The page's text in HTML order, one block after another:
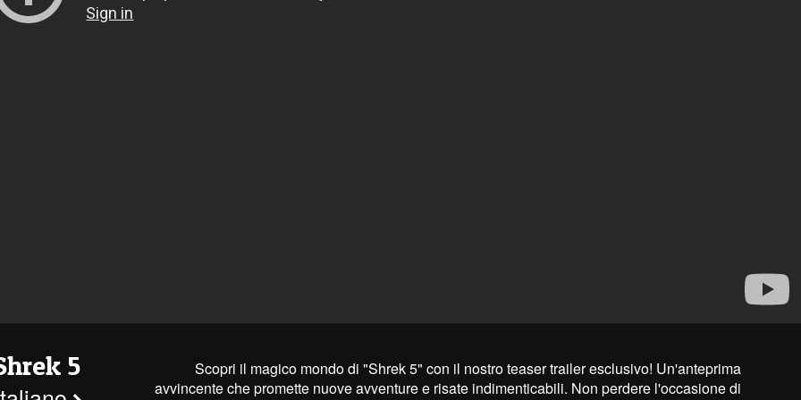
5
Scopri il magico mondo di "Shrek 5" con il nostro teaser trailer esclusivo! Un'anteprima
avvincente che promette nuove avventure e risate indimenticabili. Non perdere l'occasione di